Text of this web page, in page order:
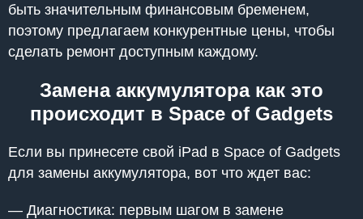
быть значительным финансовым бременем,
поэтому предлагаем конкурентные цены, чтобы
сделать ремонт доступным каждому.
Замена аккумулятора как это
происходит в Space of Gadgets
Если вы принесете свой iPad в Space of Gadgets
для замены аккумулятора, вот что ждет вас:
— Диагностика: первым шагом в замене